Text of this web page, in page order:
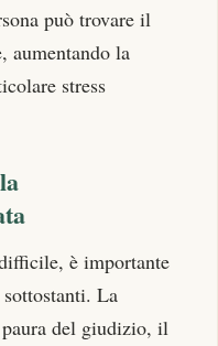
può trovare il
aumentando la
stress
è importante
La
del giudizio, il